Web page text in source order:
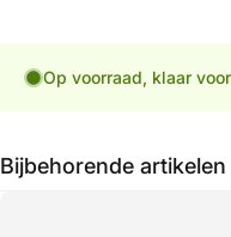
Op voorraad, klaar
Bijbehorende artikelen